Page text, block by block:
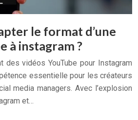
le format d’une
à instagram ?
des vidéos YouTube pour Instagram
essentielle pour les créateurs
media managers. Avec l’explosion
et…